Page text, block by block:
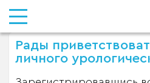
Рады
личного